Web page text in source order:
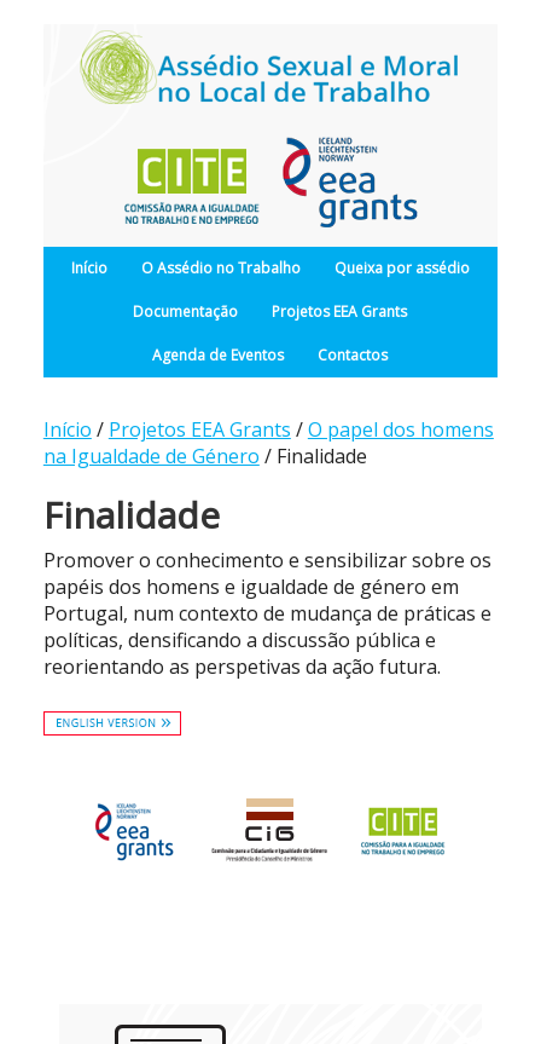
Início O Assédio no Trabalho Queixa por assédio
Documentação Projetos EEA Grants
Agenda de Eventos Contactos
Início / Projetos EEA Grants /O papel dos homens
na Igualdade de Género / Finalidade
Finalidade
Promover o conhecimento e sensibilizar sobre os
papéis dos homens e igualdade de género em
Portugal, num contexto de mudança de práticas e
políticas, densificando a discussão pública e
reorientando as perspetivas da ação futura.